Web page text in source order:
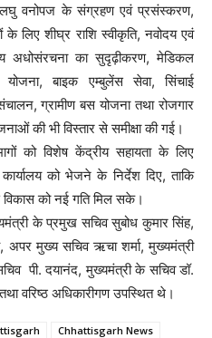
वनोपज के संग्रहण एवं प्रसंस्करण,
के लिए शीघ्र राशि स्वीकृति, नवोदय एवं
अधोसंरचना का सुदृढ़ीकरण, मेडिकल
बाइक एम्बुलेंस सेवा, सिंचाई
ग्रामीण बस योजना तथा रोजगार
की भी विस्तार से समीक्षा की गई।
को विशेष केंद्रीय सहायता के लिए
को भेजने के निर्देश दिए, ताकि
को नई गति मिल सके।
के प्रमुख सचिव सुबोध कुमार सिंह,
मुख्य सचिव ऋचा शर्मा, मुख्यमंत्री
पी. दयानंद, मुख्यमंत्री के सचिव डॉ.
वरिष्ठ अधिकारीगण उपस्थित थे।
Chhattisgarh News